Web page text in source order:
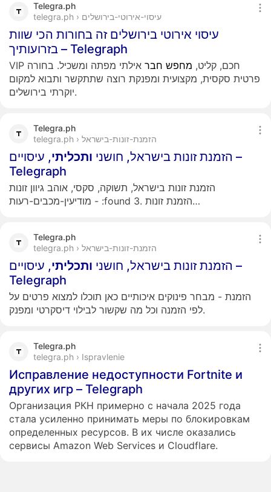
Telegra.ph
telegra.ph › עיסוי-אירוטי-בירושלים
עיסוי אירוטי בירושלים זה בחורות הכי שוות
בזרועותיך – Telegraph
VIP חכם, קליט, מחפש חבר אילתי מפתה ומשכיל. בחורה
פרטית סקסית, מקצועית ומפנקת רוצה שתתקשר ותבוא למקום
יוקרתי בירושלים.
Telegra.ph
telegra.ph › הזמנת-זונות-בישראל
הזמנת זונות בישראל, חושני ותכליתי, עיסויים –
Telegraph
הזמנת זונות בישראל, תשוקה, סקסי, אוהב גיוון זונות
מודיעין-מכבים-רעות - :found 3. הזמנת זונות…
Telegra.ph
telegra.ph › הזמנת-זונות-בישראל
הזמנת זונות בישראל, חושני ותכליתי, עיסויים –
Telegraph
הזמנת - מבחר פינוקים איכותיים כאן תוכלו למצוא פרטים על
לפי הזמנה וכל מה שקשור לבילוי דיסקרטי ומפנק.
Telegra.ph
telegra.ph › Ispravlenie
Исправление недоступности Fortnite и
других игр – Telegraph
Организация РКН примерно с начала 2025 года
стала усиленно принимать меры по блокировкам
определенных ресурсов. В их числе оказались
сервисы Amazon Web Services и Cloudflare.